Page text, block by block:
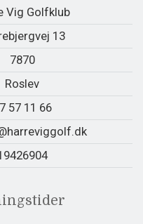
Vig Golfklub
13
7870
Roslev
57 11 66